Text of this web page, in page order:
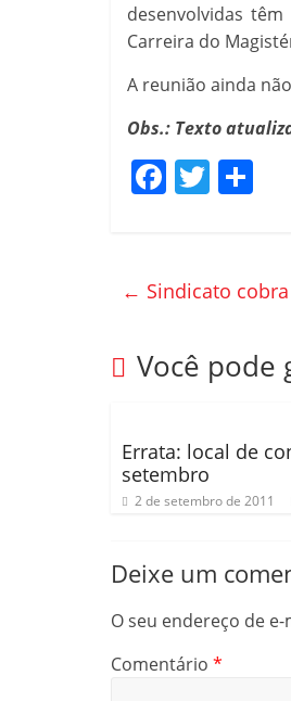
desenvolvidas
Carreira do
A reunião ainda
Obs.: Texto
F
e
o
o
T
er p
til
h
← Sindicato
Você pode
Errata: local de
setembro
2 de setembro de 2011
Deixe um
O seu endereço de
Comentário *